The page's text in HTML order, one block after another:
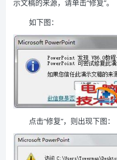
示文稿的来源，请单击“修复”。
如下图：
点击“修复”，则出现下图：